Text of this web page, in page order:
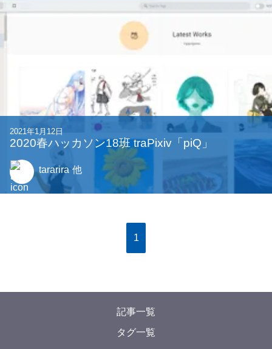
2021年1月12日
2020春ハッカソン18班 traPixiv「piQ」
tararira 他
1
記事一覧
タグ一覧